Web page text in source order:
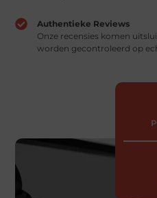
Authentieke Reviews
Onze recensies komen
worden gecontroleerd op